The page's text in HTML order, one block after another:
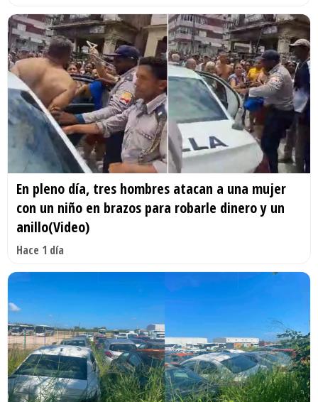
En pleno día, tres hombres atacan a una mujer
con un niño en brazos para robarle dinero y un
anillo(Video)
Hace 1 día